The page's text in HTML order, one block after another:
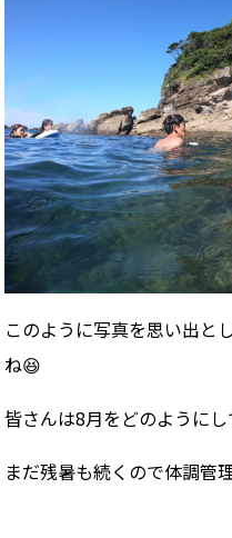
このように写真を思い出と
ね😆
皆さんは8月をどのように
まだ残暑も続くので体調管